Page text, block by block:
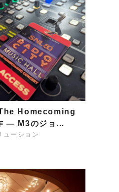
Homecoming
— M3のジョ…
ューション